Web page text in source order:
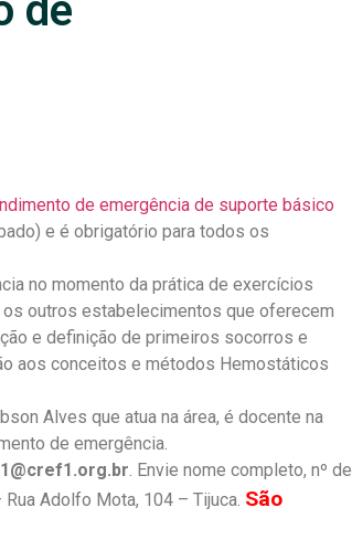
de
de emergência de suporte básico
e é obrigatório para todos os
no momento da prática de exercícios
outros estabelecimentos que oferecem
e definição de primeiros socorros e
aos conceitos e métodos Hemostáticos
Alves que atua na área, é docente na
de emergência.
. Envie nome completo, nº de
Rua Adolfo Mota, 104 – Tijuca. São